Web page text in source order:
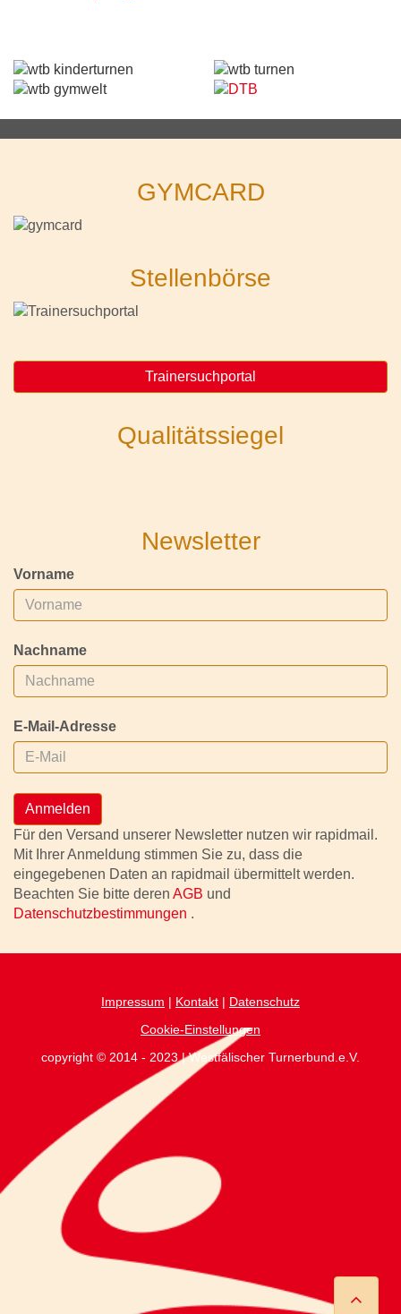
GYMCARD
Stellenbörse
Trainersuchportal
Qualitätssiegel
Newsletter
Vorname
Nachname
E-Mail-Adresse
Anmelden
Für den Versand unserer Newsletter nutzen wir rapidmail.
Mit Ihrer Anmeldung stimmen Sie zu, dass die
eingegebenen Daten an rapidmail übermittelt werden.
Beachten Sie bitte deren AGB und
Datenschutzbestimmungen .
Impressum | Kontakt | Datenschutz
Cookie-Einstellungen
copyright © 2014 - 2023 | Westfälischer Turnerbund.e.V.